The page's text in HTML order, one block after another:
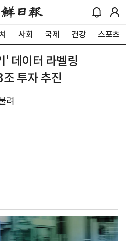
사회 국제 건강 스포츠
' 데이터 라벨링
투자 추진
려